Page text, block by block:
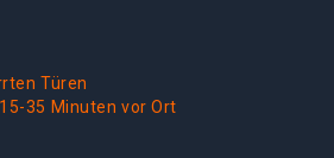
Türen
35 Minuten vor Ort